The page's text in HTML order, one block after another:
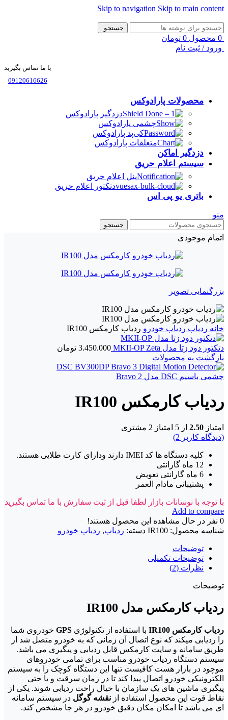
Skip to navigation Skip to main content
جستجو
0 محصول 0 تومان
ورود / ثبت نام
با ما تماس بگیرید
09120616626
محصولات پارادوکس
دزدگیر پارادوکس
چشمی پارادوکس
کی‌پد پارادوکس
متعلقات پارادوکس
دزدگیر اماکن
سیستم اعلام حریق
پنل اعلام حریق
دتکتور اعلام حریق
باتری یو پی اس
منو
جستجو
اتمام موجودی
بزرگنمایی تصویر
خانه ردیاب ردیاب خودرو ردیاب کارمکس IR100
دتکتور دود زتا مدل MKII-OP Zeta 3.450.000 تومان
بازگشت به محصولات
چشمی باسیم DSC مدل Bravo 2
ردیاب کارمکس IR100
امتیاز 2.50 از 5 امتیاز 2 مشتری
(دیدگاه کاربر 2
)
کلیه دستگاه ها کد IMEI دارند ودارای کارت طلایی هستند.
12 ماه گارانتی
6 ماه گارانتی تعویض
پشتیبانی مادام العمر
با توجه با نوسانات بازار لطفا قبل از ثبت سفارش با ما تماس بگیرید
Add to compare
0 نفر در حال مشاهده این محصول هستند!
شناسه محصول: IR100 دسته: ردیاب, ردیاب خودرو
توضیحات
توضیحات تکمیلی
نظرات (2)
توضیحات
ردیاب کارمکس مدل IR100
ردیاب کارمکس IR100 با استفاده از تکنولوژی GPS خودروی شما
را ردیابی میکند که نوع اتصال آن زمانی که به خودرو متصل شد از
طریق سامانه و سایت کارمکس قابل ردیابی و پیگیری می باشد.
سیستم دستگاه ردیاب خودرو مناسب برای تمامی خودروهای
موچود در بازار هست کافیست تنها این دستگاه کوچک را به سیستم
الکترونیکی خودرو اتصال پبدا کند تا در زمان سرقت و یا حتی
پیگیری ماشین های یک سازمان با خیال راحت ردیابی شوند. یکی از
نقاط قوت این محصول استفاده از نقشه گوگل در سیستم سامانه
ای می باشد تا امکان مکان دقیق خودرو در هر جا مشخص کند.